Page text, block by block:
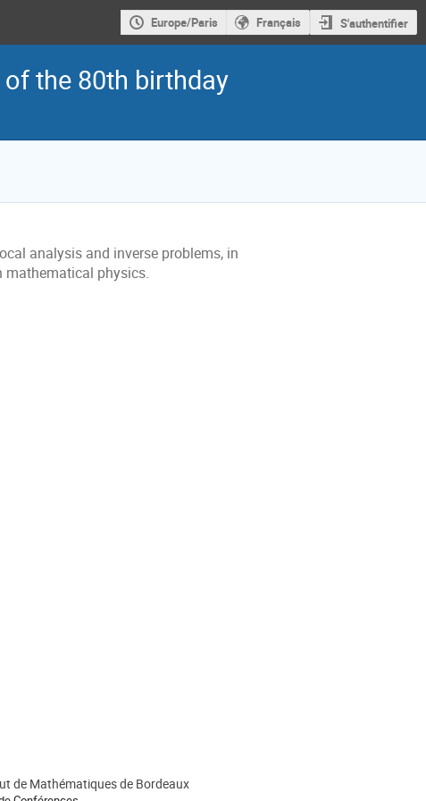
Europe/Paris Français S'authentifier
the 80th birthday
analysis and inverse problems, in
mathematical physics.
de Mathématiques de Bordeaux